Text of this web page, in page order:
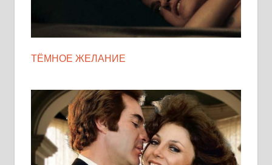
ТЁМНОЕ ЖЕЛАНИЕ